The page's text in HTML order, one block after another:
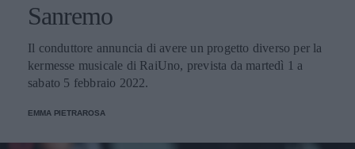
Sanremo
Il conduttore annuncia di avere un progetto diverso per la
kermesse musicale di RaiUno, prevista da martedì 1 a
sabato 5 febbraio 2022.
EMMA PIETRAROSA